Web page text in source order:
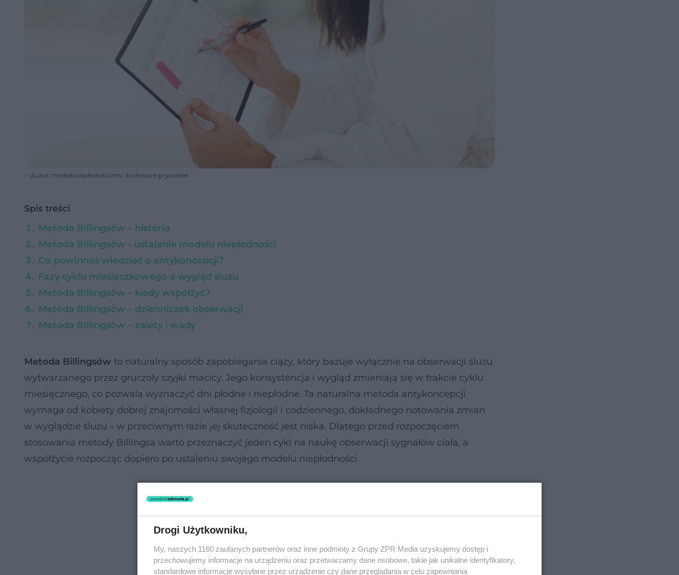
Autor: thinkstockphotos.com/ Archiwum prywatne
Spis treści
Metoda Billingsów – historia
Metoda Billingsów - ustalanie modelu niepłodności
Co powinnaś wiedzieć o antykoncepcji?
Fazy cyklu miesiączkowego a wygląd śluzu
Metoda Billingsów – kiedy współżyć?
Metoda Billingsów – dzienniczek obserwacji
Metoda Billingsów – zalety i wady
Metoda Billingsów to naturalny sposób zapobiegania ciąży, który bazuje wyłącznie na obserwacji śluzu
wytwarzanego przez gruczoły szyjki macicy. Jego konsystencja i wygląd zmieniają się w trakcie cyklu
miesięcznego, co pozwala wyznaczyć dni płodne i niepłodne. Ta naturalna metoda antykoncepcji
wymaga od kobiety dobrej znajomości własnej fizjologii i codziennego, dokładnego notowania zmian
w wyglądzie śluzu – w przeciwnym razie jej skuteczność jest niska. Dlatego przed rozpoczęciem
stosowania metody Billingsa warto przeznaczyć jeden cykl na naukę obserwacji sygnałów ciała, a
współżycie rozpocząć dopiero po ustaleniu swojego modelu niepłodności.
Drogi Użytkowniku,
My, naszych 1160 zaufanych partnerów oraz inne podmioty z Grupy ZPR Media uzyskujemy dostęp i
przechowujemy informacje na urządzeniu oraz przetwarzamy dane osobowe, takie jak unikalne identyfikatory,
standardowe informacje wysyłane przez urządzenie czy dane przeglądania w celu zapewniania